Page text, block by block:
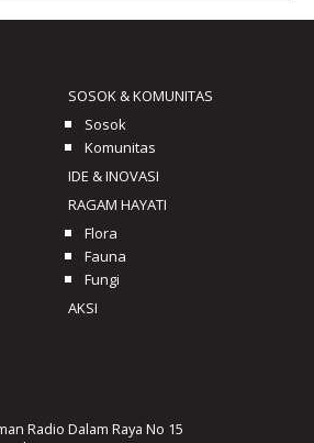
SOSOK & KOMUNITAS
Sosok
Komunitas
IDE & INOVASI
RAGAM HAYATI
Flora
Fauna
Fungi
AKSI
Radio Dalam Raya No 15